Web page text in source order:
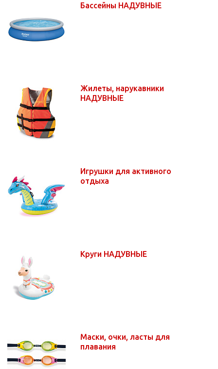
Бассейны НАДУВНЫЕ
Жилеты, нарукавники
НАДУВНЫЕ
Игрушки для активного
отдыха
Круги НАДУВНЫЕ
Маски, очки, ласты для
плавания